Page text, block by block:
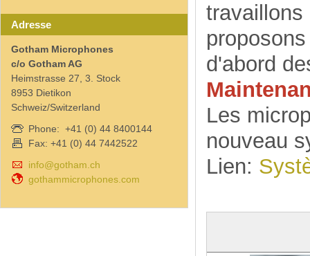
Adresse
Gotham Microphones
c/o Gotham AG
Heimstrasse 27, 3. Stock
8953 Dietikon
Schweiz/Switzerland
Phone: +41 (0) 44 8400144
Fax: +41 (0) 44 7442522
info@gotham.ch
gothammicrophones.com
travaillons
d'abord
Les
nouveau
Lien: